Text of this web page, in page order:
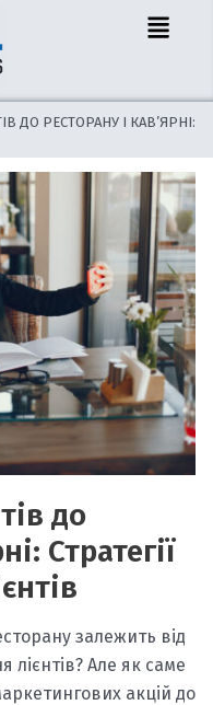
Menu
ДО РЕСТОРАНУ І КАВ’ЯРНІ:
до
Стратегії
залежить від
лієнтів? Але як саме
акцій до